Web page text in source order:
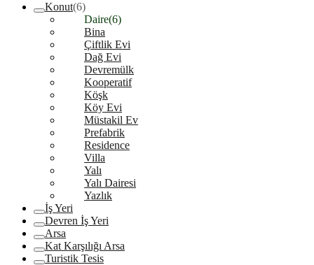
Konut(6)
Daire(6)
Bina
Çiftlik Evi
Dağ Evi
Devremülk
Kooperatif
Köşk
Köy Evi
Müstakil Ev
Prefabrik
Residence
Villa
Yalı
Yalı Dairesi
Yazlık
İş Yeri
Devren İş Yeri
Arsa
Kat Karşılığı Arsa
Turistik Tesis